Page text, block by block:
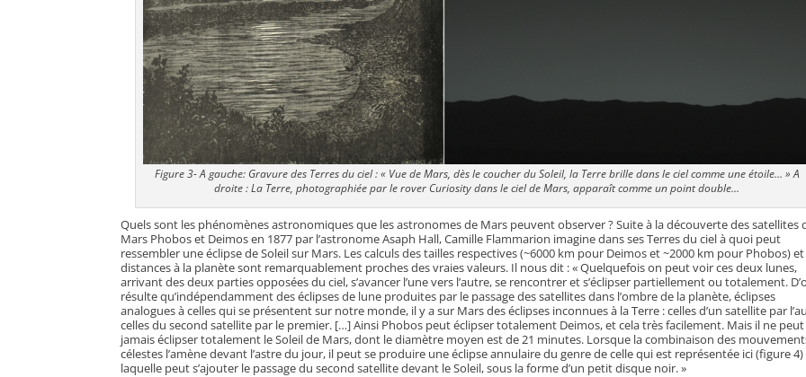
Figure 3- A gauche: Gravure des Terres du ciel : « Vue de Mars, dès le coucher du Soleil, la Terre brille dans le ciel comme une étoile… » A
droite : La Terre, photographiée par le rover Curiosity dans le ciel de Mars, apparaît comme un point double…
Quels sont les phénomènes astronomiques que les astronomes de Mars peuvent observer ? Suite à la découverte des satellites
Mars Phobos et Deimos en 1877 par l’astronome Asaph Hall, Camille Flammarion imagine dans ses Terres du ciel à quoi peut
ressembler une éclipse de Soleil sur Mars. Les calculs des tailles respectives (~6000 km pour Deimos et ~2000 km pour Phobos)
distances à la planète sont remarquablement proches des vraies valeurs. Il nous dit : « Quelquefois on peut voir ces deux lunes,
arrivant des deux parties opposées du ciel, s’avancer l’une vers l’autre, se rencontrer et s’éclipser partiellement ou totalement.
résulte qu’indépendamment des éclipses de lune produites par le passage des satellites dans l’ombre de la planète, éclipses
analogues à celles qui se présentent sur notre monde, il y a sur Mars des éclipses inconnues à la Terre : celles d’un satellite par
celles du second satellite par le premier. […] Ainsi Phobos peut éclipser totalement Deimos, et cela très facilement. Mais il ne peut
jamais éclipser totalement le Soleil de Mars, dont le diamètre moyen est de 21 minutes. Lorsque la combinaison des
célestes l’amène devant l’astre du jour, il peut se produire une éclipse annulaire du genre de celle qui est représentée ici (figure 4)
laquelle peut s’ajouter le passage du second satellite devant le Soleil, sous la forme d’un petit disque noir. »